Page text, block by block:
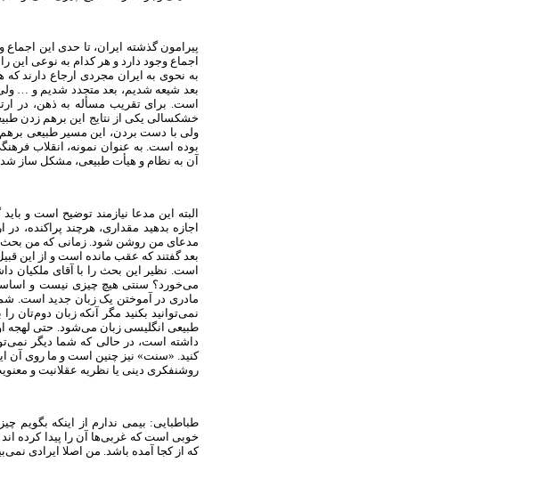
پیرامون گذشته ایران، تا حدی این
اجماع وجود دارد و هر کدام به نوعی این
به نحوی به ایران مجردی ارجاع دارند
بعد شیعه شدیم، بعد متجدد شدیم و …
است. برای تقریب مسأله به ذهن، در
خشکسالی یکی از نتایج این برهم زدن
ولی با دست بردن، این مسیر طبیعی
بوده است. به عنوان نمونه، انقلاب
آن به نظام و هیأت طبیعی، مشکل ساز
البته این مدعا نیازمند توضیح است و
اجازه بدهید مقداری، هرچند پراکنده،
مدعای من روشن شود. زمانی که من بحث
بعد گفتند که عقب مانده است و از این
است. نظیر این بحث را با آقای ملکیان
می‌خورد؟ سنتی هیچ چیزی نیست و
مادری در آموختن یک زبان جدید است.
نمی‌توانید بکنید مگر آنکه زبان دوم‌تان
طبیعی انگلیسی زبان می‌شود. حتی لهجه‌ او
داشته است، در حالی که شما دیگر
کنید. «سنت» نیز چنین است و ما روی آن
روشنفکری دینی یا نظریه عقلانیت و
طباطبایی: بیمی ندارم از اینکه
خوبی است که غربی‌ها آن را پیدا کرده
که از کجا آمده باشد. من اصلا ایرادی